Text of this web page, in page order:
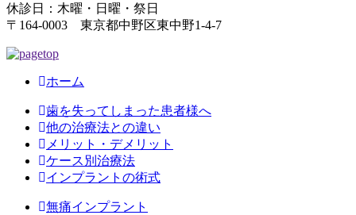
休診日：木曜・日曜・祭日
〒164-0003 東京都中野区東中野1-4-7
ホーム
歯を失ってしまった患者様へ
他の治療法との違い
メリット・デメリット
ケース別治療法
インプラントの術式
無痛インプラント